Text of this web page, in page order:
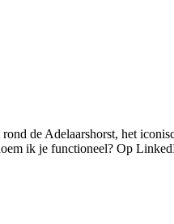
de Adelaarshorst, het
ik je functioneel? Op